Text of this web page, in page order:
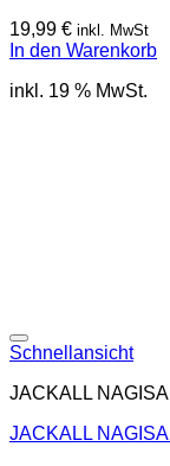
19,99 € inkl. MwSt
In den Warenkorb
inkl. 19 % MwSt.
Schnellansicht
JACKALL
JACKALL